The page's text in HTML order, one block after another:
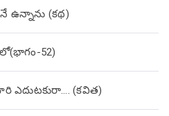
ఉన్నాను (క‌థ‌)
52)
ఎదుటకురా…. (కవిత)